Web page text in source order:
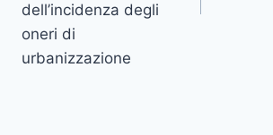
dell’incidenza degli
oneri di
urbanizzazione